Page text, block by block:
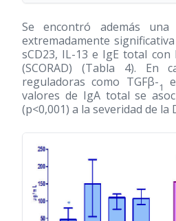
Se encontró además una
extremadamente
sCD23, IL-13 e IgE total con
(SCORAD) (Tabla 4). En
reguladoras como TGFβ-1
valores de IgA total se
(p<0,001) a la severidad de la